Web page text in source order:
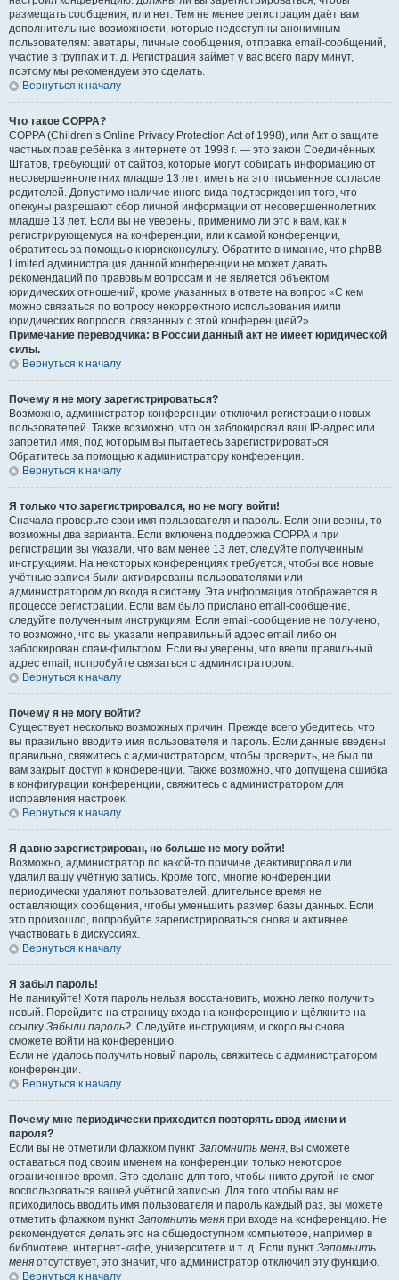
размещать сообщения, или нет. Тем не менее регистрация даёт вам
дополнительные возможности, которые недоступны анонимным
пользователям: аватары, личные сообщения, отправка email-сообщений,
участие в группах и т. д. Регистрация займёт у вас всего пару минут,
поэтому мы рекомендуем это сделать.
Вернуться к началу
Что такое COPPA?
COPPA (Children’s Online Privacy Protection Act of 1998), или Акт о защите
частных прав ребёнка в интернете от 1998 г. — это закон Соединённых
Штатов, требующий от сайтов, которые могут собирать информацию от
несовершеннолетних младше 13 лет, иметь на это письменное согласие
родителей. Допустимо наличие иного вида подтверждения того, что
опекуны разрешают сбор личной информации от несовершеннолетних
младше 13 лет. Если вы не уверены, применимо ли это к вам, как к
регистрирующемуся на конференции, или к самой конференции,
обратитесь за помощью к юрисконсульту. Обратите внимание, что phpBB
Limited администрация данной конференции не может давать
рекомендаций по правовым вопросам и не является объектом
юридических отношений, кроме указанных в ответе на вопрос «С кем
можно связаться по вопросу некорректного использования и/или
юридических вопросов, связанных с этой конференцией?».
Примечание переводчика: в России данный акт не имеет юридической
силы.
Вернуться к началу
Почему я не могу зарегистрироваться?
Возможно, администратор конференции отключил регистрацию новых
пользователей. Также возможно, что он заблокировал ваш IP-адрес или
запретил имя, под которым вы пытаетесь зарегистрироваться.
Обратитесь за помощью к администратору конференции.
Вернуться к началу
Я только что зарегистрировался, но не могу войти!
Сначала проверьте свои имя пользователя и пароль. Если они верны, то
возможны два варианта. Если включена поддержка COPPA и при
регистрации вы указали, что вам менее 13 лет, следуйте полученным
инструкциям. На некоторых конференциях требуется, чтобы все новые
учётные записи были активированы пользователями или
администратором до входа в систему. Эта информация отображается в
процессе регистрации. Если вам было прислано email-сообщение,
следуйте полученным инструкциям. Если email-сообщение не получено,
то возможно, что вы указали неправильный адрес email либо он
заблокирован спам-фильтром. Если вы уверены, что ввели правильный
адрес email, попробуйте связаться с администратором.
Вернуться к началу
Почему я не могу войти?
Существует несколько возможных причин. Прежде всего убедитесь, что
вы правильно вводите имя пользователя и пароль. Если данные введены
правильно, свяжитесь с администратором, чтобы проверить, не был ли
вам закрыт доступ к конференции. Также возможно, что допущена ошибка
в конфигурации конференции, свяжитесь с администратором для
исправления настроек.
Вернуться к началу
Я давно зарегистрирован, но больше не могу войти!
Возможно, администратор по какой-то причине деактивировал или
удалил вашу учётную запись. Кроме того, многие конференции
периодически удаляют пользователей, длительное время не
оставляющих сообщения, чтобы уменьшить размер базы данных. Если
это произошло, попробуйте зарегистрироваться снова и активнее
участвовать в дискуссиях.
Вернуться к началу
Я забыл пароль!
Не паникуйте! Хотя пароль нельзя восстановить, можно легко получить
новый. Перейдите на страницу входа на конференцию и щёлкните на
ссылку Забыли пароль?. Следуйте инструкциям, и скоро вы снова
сможете войти на конференцию.
Если не удалось получить новый пароль, свяжитесь с администратором
конференции.
Вернуться к началу
Почему мне периодически приходится повторять ввод имени и
пароля?
Если вы не отметили флажком пункт Запомнить меня, вы сможете
оставаться под своим именем на конференции только некоторое
ограниченное время. Это сделано для того, чтобы никто другой не смог
воспользоваться вашей учётной записью. Для того чтобы вам не
приходилось вводить имя пользователя и пароль каждый раз, вы можете
отметить флажком пункт Запомнить меня при входе на конференцию. Не
рекомендуется делать это на общедоступном компьютере, например в
библиотеке, интернет-кафе, университете и т. д. Если пункт Запомнить
меня отсутствует, это значит, что администратор отключил эту функцию.
Вернуться к началу